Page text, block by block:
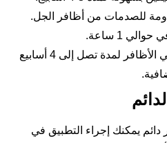
للصدمات من أظافر الجل.
1 ساعة.
يمكنك استخدام كلا علاجي الأظافر لمدة تصل إلى 4 أسابيع
دائم يمكنك إجراء التطبيق في